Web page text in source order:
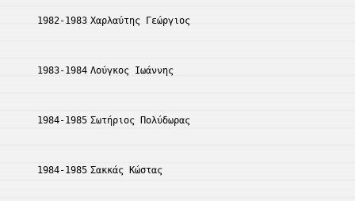
1982-1983 Χαρλαύτης Γεώργιος
1983-1984 Λούγκος Ιωάννης
1984-1985 Σωτήριος Πολύδωρας
1984-1985 Σακκάς Κώστας